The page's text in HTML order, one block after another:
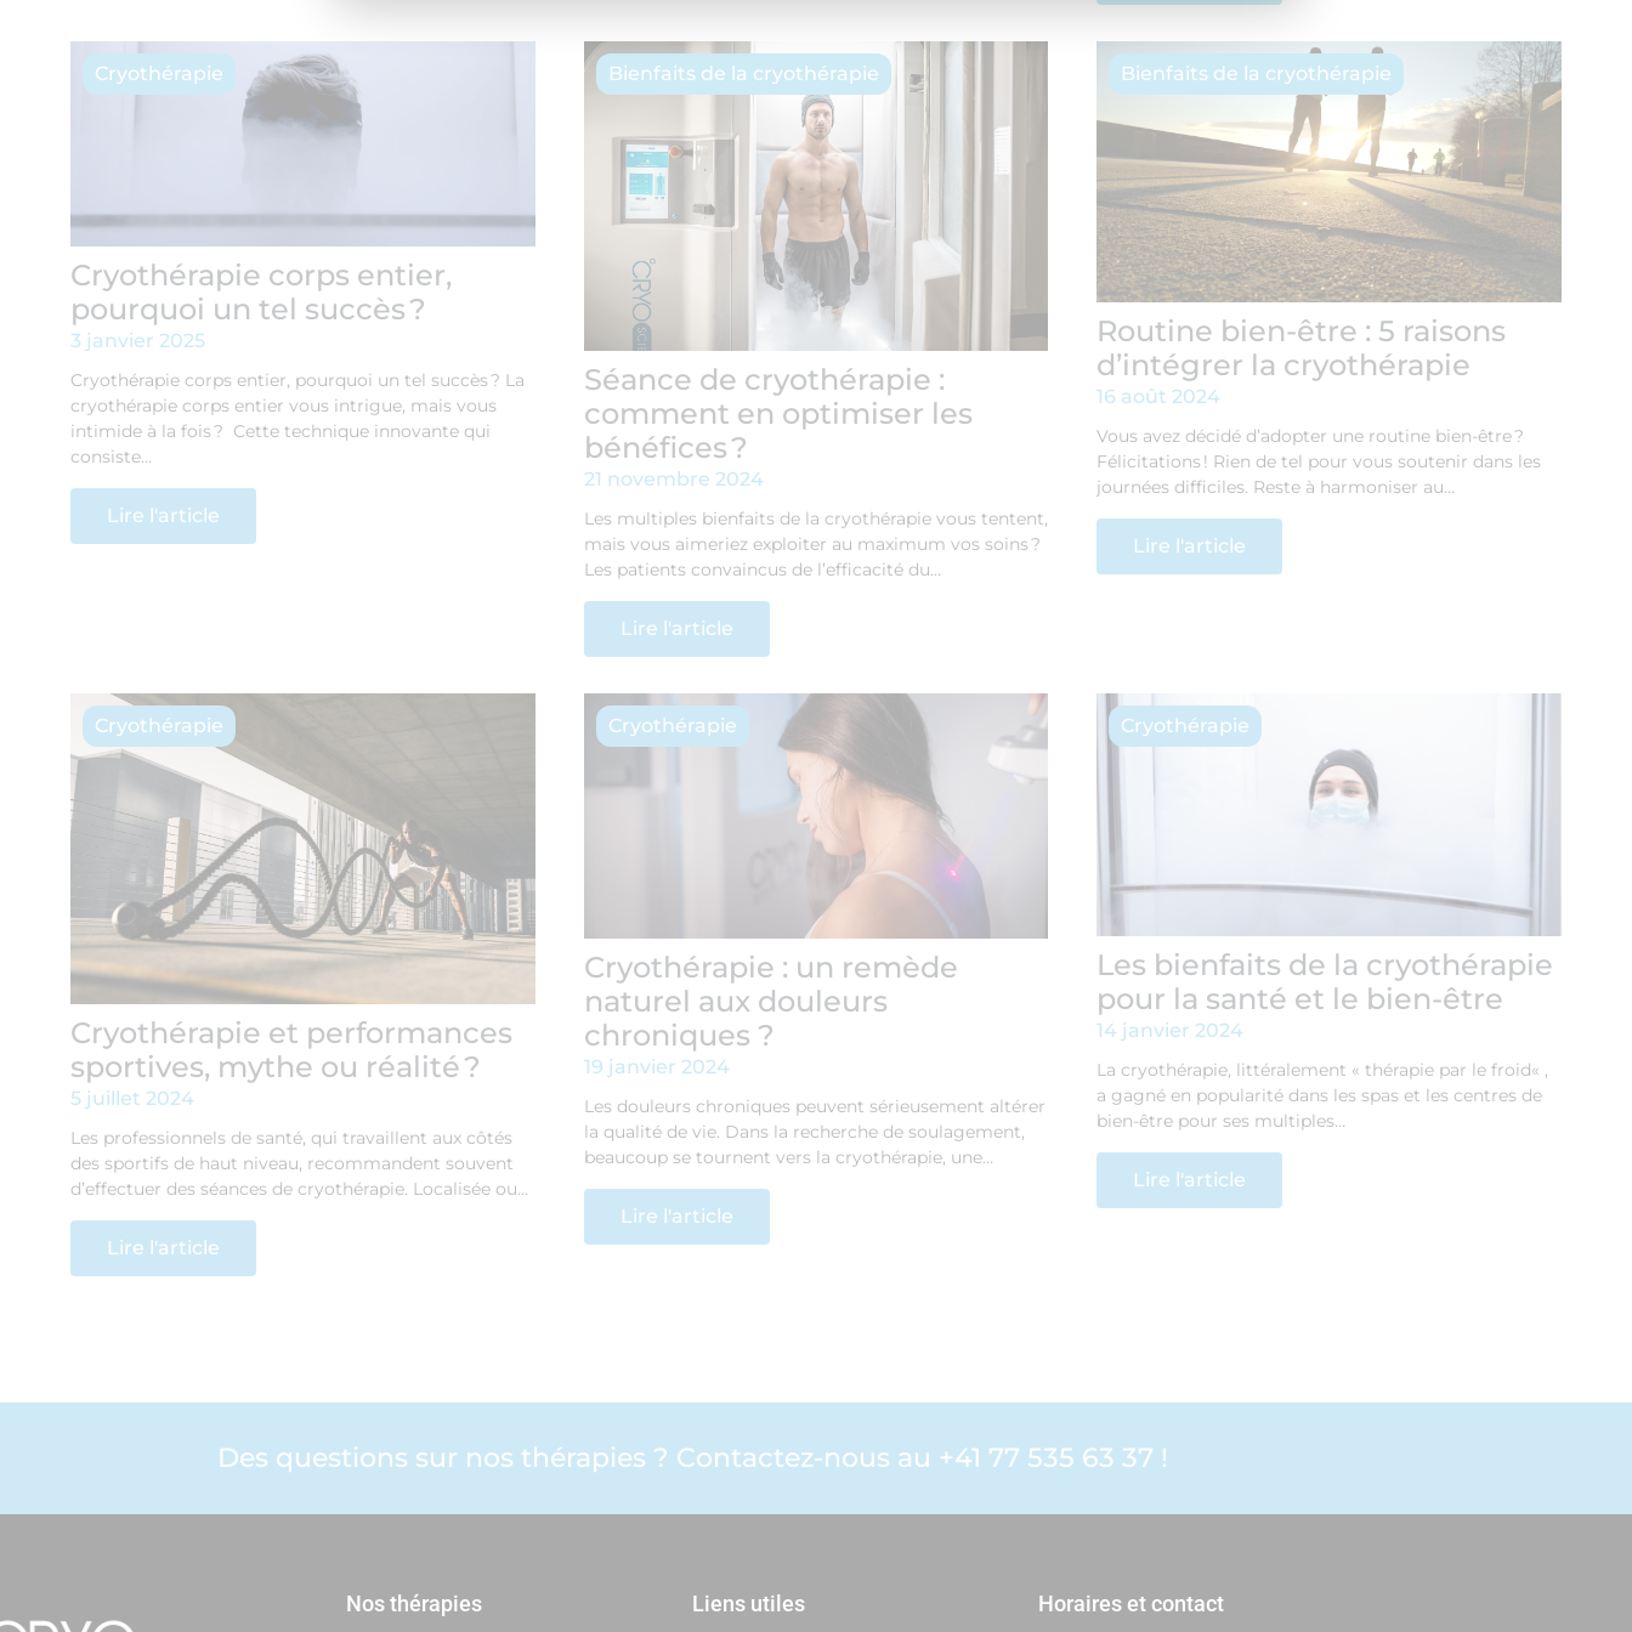
Cryothérapie
Cryothérapie corps entier,
pourquoi un tel succès ?
3 janvier 2025
Cryothérapie corps entier, pourquoi un tel succès ? La
cryothérapie corps entier vous intrigue, mais vous
intimide à la fois ? Cette technique innovante qui
consiste…
Lire l'article
Bienfaits de la cryothérapie
Séance de cryothérapie :
comment en optimiser les
bénéfices ?
21 novembre 2024
Les multiples bienfaits de la cryothérapie vous tentent,
mais vous aimeriez exploiter au maximum vos soins ?
Les patients convaincus de l’efficacité du…
Lire l'article
Bienfaits de la cryothérapie
Routine bien-être : 5 raisons
d’intégrer la cryothérapie
16 août 2024
Vous avez décidé d’adopter une routine bien-être ?
Félicitations ! Rien de tel pour vous soutenir dans les
journées difficiles. Reste à harmoniser au…
Lire l'article
Cryothérapie
Cryothérapie et performances
sportives, mythe ou réalité ?
5 juillet 2024
Les professionnels de santé, qui travaillent aux côtés
des sportifs de haut niveau, recommandent souvent
d’effectuer des séances de cryothérapie. Localisée ou…
Lire l'article
Cryothérapie
Cryothérapie : un remède
naturel aux douleurs
chroniques ?
19 janvier 2024
Les douleurs chroniques peuvent sérieusement altérer
la qualité de vie. Dans la recherche de soulagement,
beaucoup se tournent vers la cryothérapie, une…
Lire l'article
Cryothérapie
Les bienfaits de la cryothérapie
pour la santé et le bien-être
14 janvier 2024
La cryothérapie, littéralement « thérapie par le froid« ,
a gagné en popularité dans les spas et les centres de
bien-être pour ses multiples…
Lire l'article
Des questions sur nos thérapies ? Contactez-nous au +41 77 535 63 37 !
Nos thérapies Liens utiles Horaires et contact